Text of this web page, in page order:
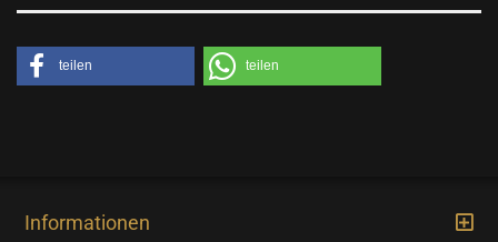
teilen teilen
Informationen